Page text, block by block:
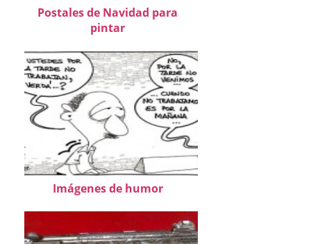
Postales de Navidad para
pintar
Imágenes de humor